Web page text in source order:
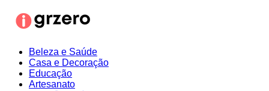
para
Beleza e Saúde
Casa e Decoração
Educação
Artesanato